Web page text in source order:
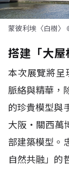
蒙彼利埃〈白樹〉
搭建「大屋
本次展覽將呈
脈絡與精華，
的珍貴模型與
大阪・關西萬
部建築模型。
自然共融」的